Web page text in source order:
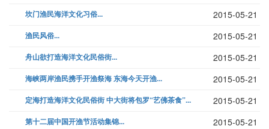
坎门渔民海洋文化习俗... 2015-05-21
渔民风俗... 2015-05-21
舟山欲打造海洋文化民俗街... 2015-05-21
海峡两岸渔民携手开渔祭海 东海今天开渔... 2015-05-21
定海打造海洋文化民俗街 中大街将包罗“艺佛茶食”... 2015-05-21
第十二届中国开渔节活动集锦... 2015-05-21